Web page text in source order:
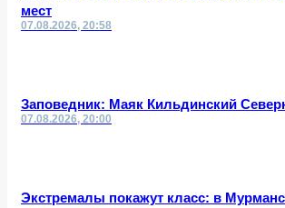
мест
07.08.2026, 20:58
Заповедник: Маяк Кильдинский
07.08.2026, 20:00
Экстремалы покажут класс: в